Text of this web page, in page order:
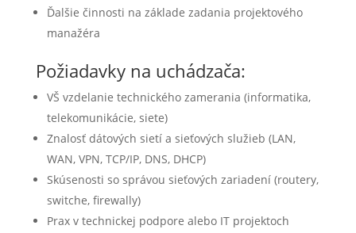
Ďalšie činnosti na základe zadania projektového
manažéra
Požiadavky na uchádzača:
VŠ vzdelanie technického zamerania (informatika,
telekomunikácie, siete)
Znalosť dátových sietí a sieťových služieb (LAN,
WAN, VPN, TCP/IP, DNS, DHCP)
Skúsenosti so správou sieťových zariadení (routery,
switche, firewally)
Prax v technickej podpore alebo IT projektoch